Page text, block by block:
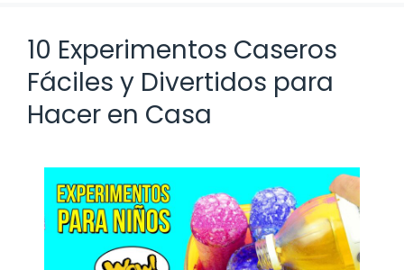
10 Experimentos Caseros
Fáciles y Divertidos para
Hacer en Casa